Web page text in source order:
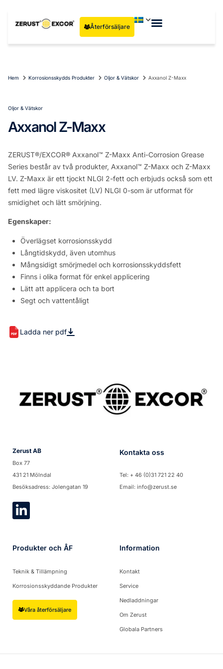
Återförsäljare
Hem Korrosionsskydds Produkter Oljor & Vätskor Axxanol Z-Maxx
Oljor & Vätskor
Axxanol Z-Maxx
ZERUST®/EXCOR® Axxanol™ Z-Maxx Anti-Corrosion Grease
Series består av två produkter, Axxanol™ Z-Maxx och Z-Maxx
LV. Z-Maxx är ett tjockt NLGI 2-fett och erbjuds också som ett
fett med lägre viskositet (LV) NLGI 0-som är utformat för
smidighet och lätt smörjning.
Egenskaper:
Överlägset korrosionsskydd
Långtidskydd, även utomhus
Mångsidigt smörjmedel och korrosionsskyddsfett
Finns i olika format för enkel applicering
Lätt att applicera och ta bort
Segt och vattentåligt
Ladda ner pdf
Zerust AB
Box 77
431 21 Mölndal
Besöksadress: Jolengatan 19
Kontakta oss
Tel: + 46 (0)31 721 22 40
Email: info@zerust.se
Produkter och ÅF
Teknik & Tillämpning
Korrosionsskyddande Produkter
Våra återförsäljare
Information
Kontakt
Service
Nedladdningar
Om Zerust
Globala Partners